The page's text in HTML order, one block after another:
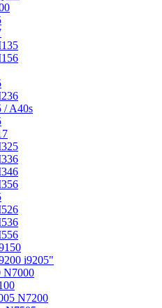
/ A40s
i9205"
N7000
N7200